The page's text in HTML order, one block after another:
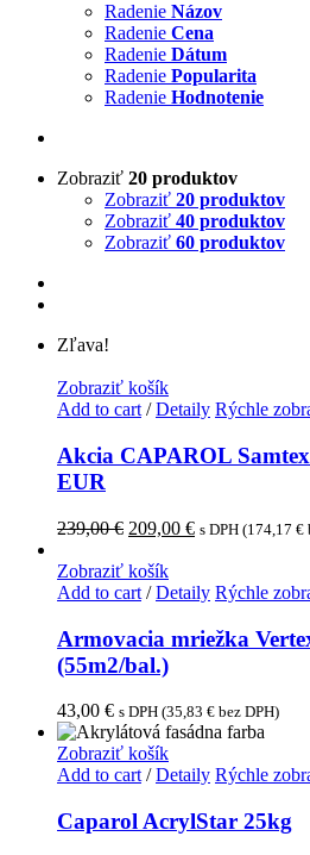
Radenie Názov
Radenie Cena
Radenie Dátum
Radenie Popularita
Radenie Hodnotenie
Zobraziť 20 produktov
Zobraziť 20 produktov
Zobraziť 40 produktov
Zobraziť 60 produktov
Zľava!
Zobraziť košík
Add to cart / Detaily Rýchle
Akcia CAPAROL
EUR
239,00€ 209,00 € s DPH (174,17 €
Zobraziť košík
Add to cart / Detaily Rýchle
Armovacia mriežka
(55m2/bal.)
43,00 € s DPH (35,83 € bez DPH)
Zobraziť košík
Add to cart / Detaily Rýchle
Caparol AcrylStar 25kg